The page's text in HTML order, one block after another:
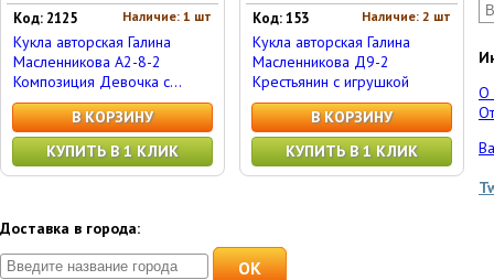
Наличие: 1 шт
Код: 2125
Кукла авторская Галина
Масленникова А2-8-2
Композиция Девочка с...
В КОРЗИНУ
КУПИТЬ В 1 КЛИК
Наличие: 2 шт
Код: 153
Кукла авторская Галина
Масленникова Д9-2
Крестьянин с игрушкой
В КОРЗИНУ
КУПИТЬ В 1 КЛИК
О
Доставка в города:
OK